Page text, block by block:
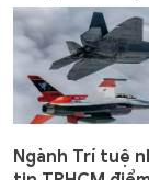
Ngành Trí tuệ